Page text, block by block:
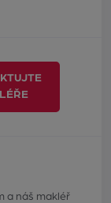
a náš makléř